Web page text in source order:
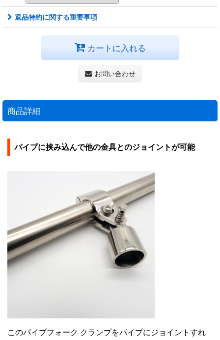
返品特約に関する重要事項
カートに入れる
お問い合わせ
商品詳細
パイプに挟み込んで他の金具とのジョイントが可能
このパイプフォーク クランプをパイプにジョイントすれ